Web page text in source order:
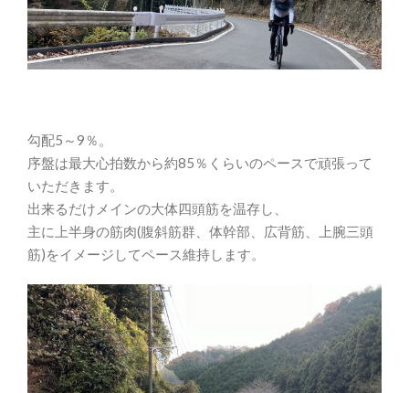
勾配5～9％。
序盤は最大心拍数から約85％くらいのペースで頑張って
いただきます。
出来るだけメインの大体四頭筋を温存し、
主に上半身の筋肉(腹斜筋群、体幹部、広背筋、上腕三頭
筋)をイメージしてペース維持します。